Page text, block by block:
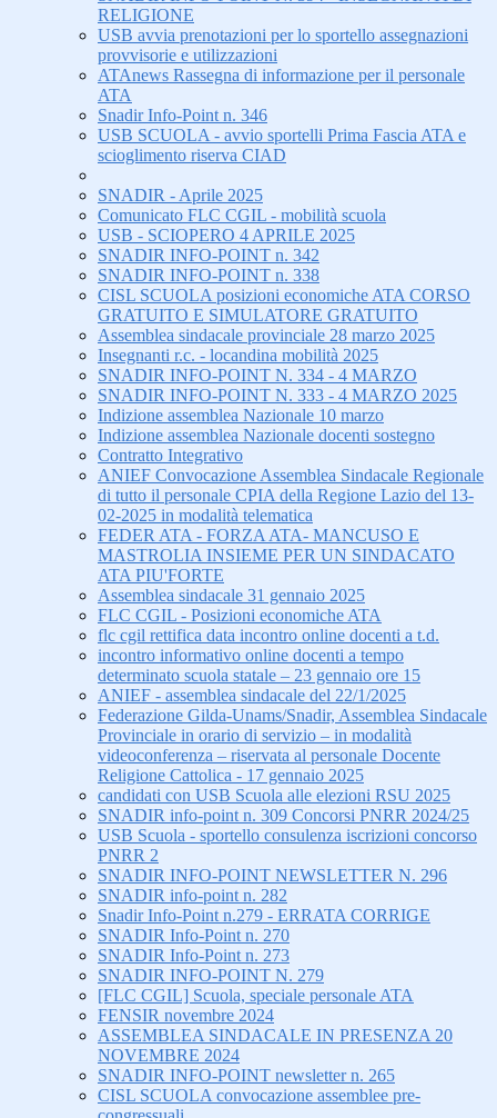
RELIGIONE
USB avvia prenotazioni per lo sportello assegnazioni
provvisorie e utilizzazioni
ATAnews Rassegna di informazione per il personale
ATA
Snadir Info-Point n. 346
USB SCUOLA - avvio sportelli Prima Fascia ATA e
scioglimento riserva CIAD
SNADIR - Aprile 2025
Comunicato FLC CGIL - mobilità scuola
USB - SCIOPERO 4 APRILE 2025
SNADIR INFO-POINT n. 342
SNADIR INFO-POINT n. 338
CISL SCUOLA posizioni economiche ATA CORSO
GRATUITO E SIMULATORE GRATUITO
Assemblea sindacale provinciale 28 marzo 2025
Insegnanti r.c. - locandina mobilità 2025
SNADIR INFO-POINT N. 334 - 4 MARZO
SNADIR INFO-POINT N. 333 - 4 MARZO 2025
Indizione assemblea Nazionale 10 marzo
Indizione assemblea Nazionale docenti sostegno
Contratto Integrativo
ANIEF Convocazione Assemblea Sindacale Regionale
di tutto il personale CPIA della Regione Lazio del 13-
02-2025 in modalità telematica
FEDER ATA - FORZA ATA- MANCUSO E
MASTROLIA INSIEME PER UN SINDACATO
ATA PIU'FORTE
Assemblea sindacale 31 gennaio 2025
FLC CGIL - Posizioni economiche ATA
flc cgil rettifica data incontro online docenti a t.d.
incontro informativo online docenti a tempo
determinato scuola statale – 23 gennaio ore 15
ANIEF - assemblea sindacale del 22/1/2025
Federazione Gilda-Unams/Snadir, Assemblea Sindacale
Provinciale in orario di servizio – in modalità
videoconferenza – riservata al personale Docente
Religione Cattolica - 17 gennaio 2025
candidati con USB Scuola alle elezioni RSU 2025
SNADIR info-point n. 309 Concorsi PNRR 2024/25
USB Scuola - sportello consulenza iscrizioni concorso
PNRR 2
SNADIR INFO-POINT NEWSLETTER N. 296
SNADIR info-point n. 282
Snadir Info-Point n.279 - ERRATA CORRIGE
SNADIR Info-Point n. 270
SNADIR Info-Point n. 273
SNADIR INFO-POINT N. 279
[FLC CGIL] Scuola, speciale personale ATA
FENSIR novembre 2024
ASSEMBLEA SINDACALE IN PRESENZA 20
NOVEMBRE 2024
SNADIR INFO-POINT newsletter n. 265
CISL SCUOLA convocazione assemblee pre-